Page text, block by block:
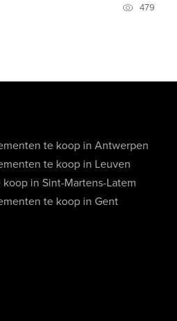
479
te koop in Antwerpen
te koop in Leuven
in Sint-Martens-Latem
te koop in Gent